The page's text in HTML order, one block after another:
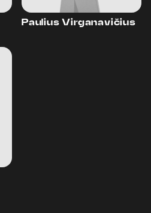
Paulius Virganavičius